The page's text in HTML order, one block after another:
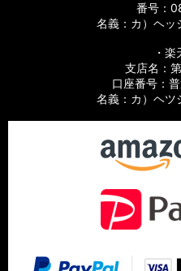
番号：
名義：カ）ヘッ
・
支店名：
口座番号：
名義：カ）ヘツ